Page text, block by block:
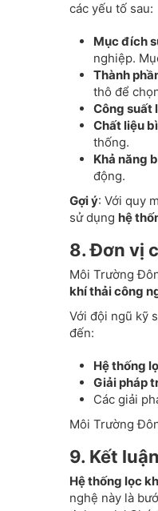
các yếu tố sau:
Mục đích
nghiệp.
Thành
thô để
Công suất
Chất liệu
thống.
Khả năng
động.
Gợi ý: Với quy
sử dụng hệ
8. Đơn vị
Môi Trường
khí thải công
Với đội ngũ kỹ
đến:
Hệ thống
Giải pháp
Các giải
Môi Trường
9. Kết luận
Hệ thống lọc
nghệ này là